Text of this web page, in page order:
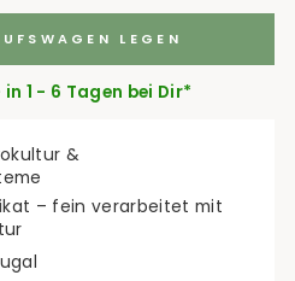
LEGEN
1 - 6 Tagen bei Dir*
&
– fein verarbeitet mit